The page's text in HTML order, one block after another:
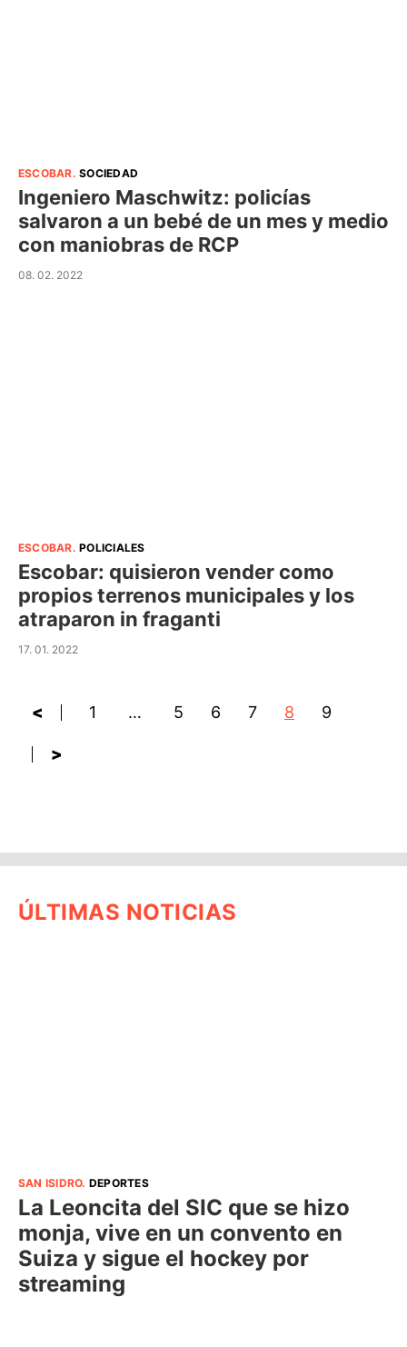
ESCOBAR.SOCIEDAD
Ingeniero Maschwitz: policías
salvaron a un bebé de un mes y medio
con maniobras de RCP
08. 02. 2022
ESCOBAR.POLICIALES
Escobar: quisieron vender como
propios terrenos municipales y los
atraparon in fraganti
17. 01. 2022
< 1 … 5 6 7 8 9
>
ÚLTIMAS NOTICIAS
SAN ISIDRO. DEPORTES
La Leoncita del SIC que se hizo
monja, vive en un convento en
Suiza y sigue el hockey por
streaming